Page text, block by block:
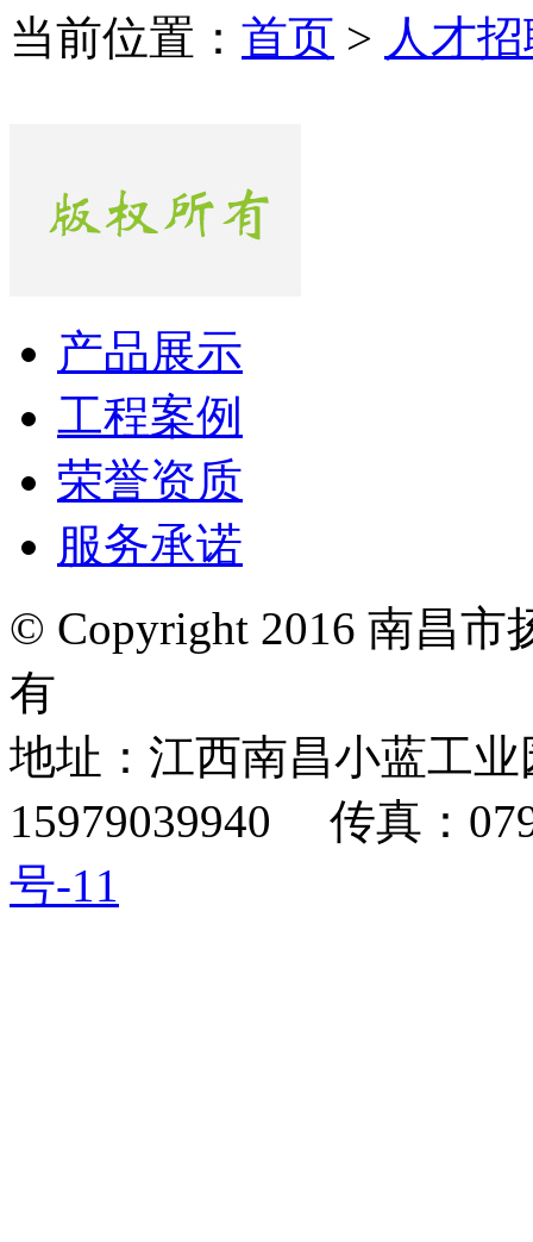
当前位置： 首页 > 人才
产品展示
工程案例
荣誉资质
服务承诺
© Copyright 2016 南昌
有
地址：江西南昌小蓝工
15979039940 传真：
号-11